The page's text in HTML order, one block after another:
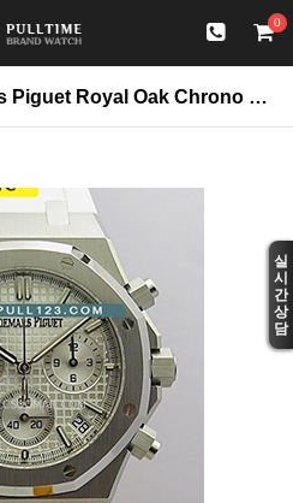
실
시
간
상
담
0
Edition - 오데마피게 로얄오크 크르노 그래프 50주년모델 베스트에디션 > Royal Oak